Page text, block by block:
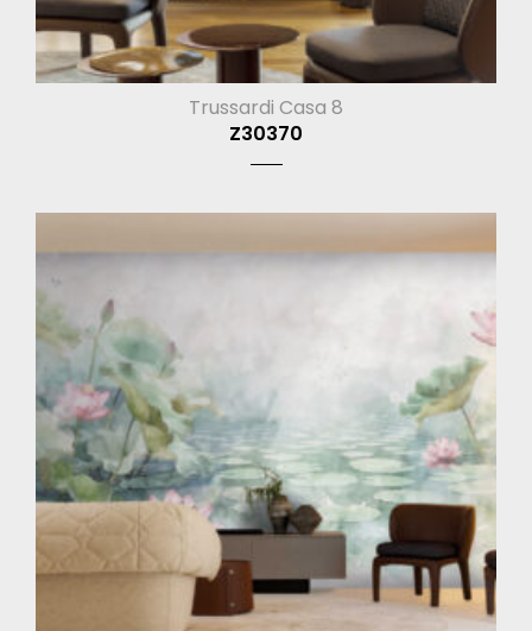
Trussardi Casa 8
Z30370